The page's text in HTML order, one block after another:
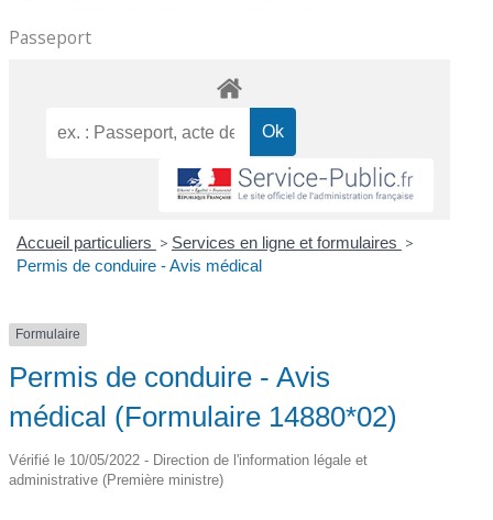
Passeport
Accueil particuliers > Services en ligne et formulaires >
Permis de conduire - Avis médical
Formulaire
Permis de conduire - Avis
médical (Formulaire 14880*02)
Vérifié le 10/05/2022 - Direction de l'information légale et
administrative (Première ministre)